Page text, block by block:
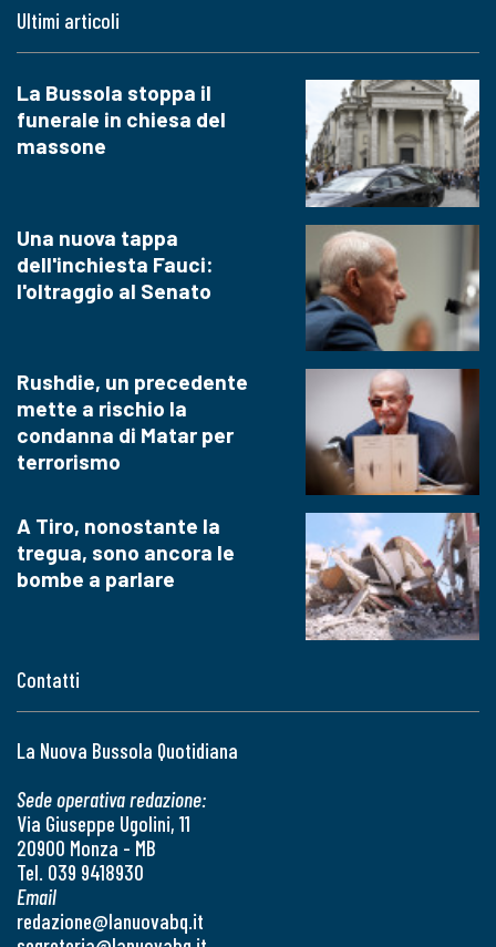
Contatti
La Nuova Bussola Quotidiana
Sede operativa redazione:
Via Giuseppe Ugolini, 11
20900 Monza - MB
Tel. 039 9418930
Email
redazione@lanuovabq.it
Ultimi articoli
La Bussola stoppa il
funerale in chiesa del
massone
Una nuova tappa
dell'inchiesta Fauci:
l'oltraggio al Senato
Rushdie, un precedente
mette a rischio la
condanna di Matar per
terrorismo
A Tiro, nonostante la
tregua, sono ancora le
bombe a parlare